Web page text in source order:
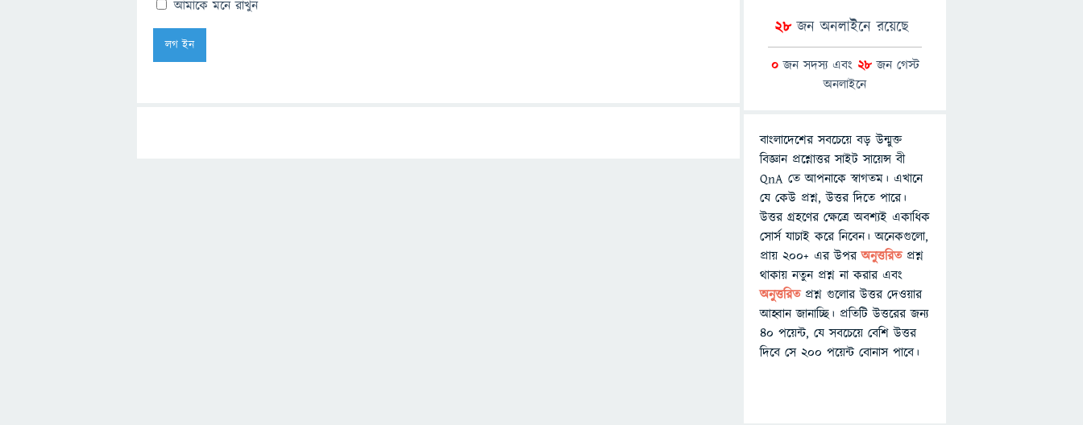
আমাকে মনে রাখুন
28জন অনলাইনে রয়েছে
0জন সদস্য এবং 28জন গেস্ট
অনলাইনে
বাংলাদেশের সবচেয়ে বড় উন্মুক্ত
বিজ্ঞান প্রশ্নোত্তর সাইট সায়েন্স বী
QnA তে আপনাকে স্বাগতম। এখানে
যে কেউ প্রশ্ন, উত্তর দিতে পারে।
উত্তর গ্রহণের ক্ষেত্রে অবশ্যই একাধিক
সোর্স যাচাই করে নিবেন। অনেকগুলো,
প্রায় ২০০+ এর উপরঅনুত্তরিতপ্রশ্ন
থাকায় নতুন প্রশ্ন না করার এবং
অনুত্তরিত প্রশ্ন গুলোর উত্তর দেওয়ার
আহ্বান জানাচ্ছি। প্রতিটি উত্তরের জন্য
৪০ পয়েন্ট, যে সবচেয়ে বেশি উত্তর
দিবে সে ২০০ পয়েন্ট বোনাস পাবে।